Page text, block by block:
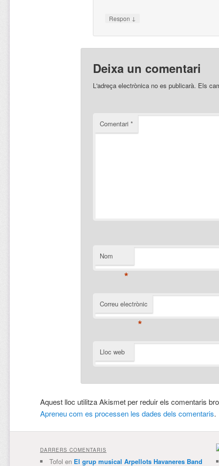
Respon ↓
Deixa un comentari
L'adreça electrònica no es publicarà. Els
Comentari *
Nom
*
Correu electrònic
*
Lloc web
Aquest lloc utilitza Akismet per reduir els comentaris
Apreneu com es processen les dades dels comentaris.
DARRERS COMENTARIS
Tofol en El grup musical Arpellots Havaneres Band